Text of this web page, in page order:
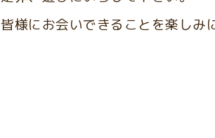
皆様にお会いできることを楽しみ